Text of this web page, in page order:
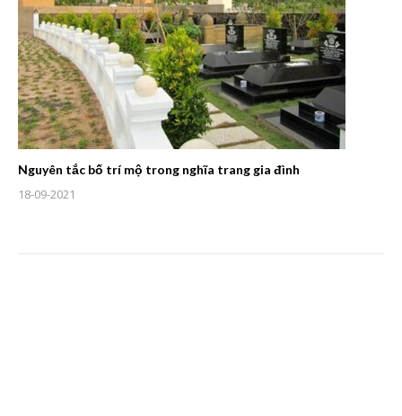
Nguyên tắc bố trí mộ trong nghĩa trang gia đình
18-09-2021